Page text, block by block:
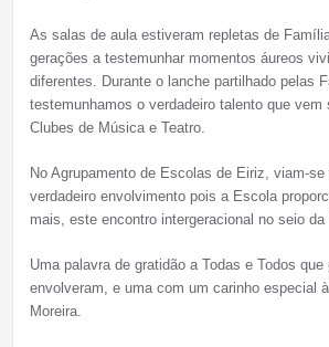
As salas de aula estiveram repletas de
gerações a testemunhar momentos áureos
diferentes. Durante o lanche partilhado pelas
testemunhamos o verdadeiro talento que vem
Clubes de Música e Teatro.
No Agrupamento de Escolas de Eiriz, viam-
verdadeiro envolvimento pois a Escola
mais, este encontro intergeracional no seio da
Uma palavra de gratidão a Todas e Todos
envolveram, e uma com um carinho especial à
Moreira.